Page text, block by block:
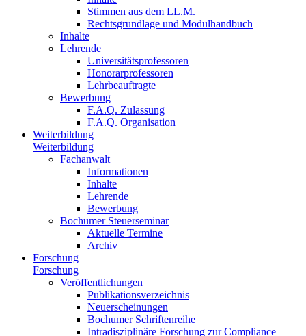
Stimmen aus dem LL.M.
Rechtsgrundlage und Modulhandbuch
Inhalte
Lehrende
Universitätsprofessoren
Honorarprofessoren
Lehrbeauftragte
Bewerbung
F.A.Q. Zulassung
F.A.Q. Organisation
Weiterbildung
Weiterbildung
Fachanwalt
Informationen
Inhalte
Lehrende
Bewerbung
Bochumer Steuerseminar
Aktuelle Termine
Archiv
Forschung
Forschung
Veröffentlichungen
Publikationsverzeichnis
Neuerscheinungen
Bochumer Schriftenreihe
Intradisziplinäre Forschung zur Compliance